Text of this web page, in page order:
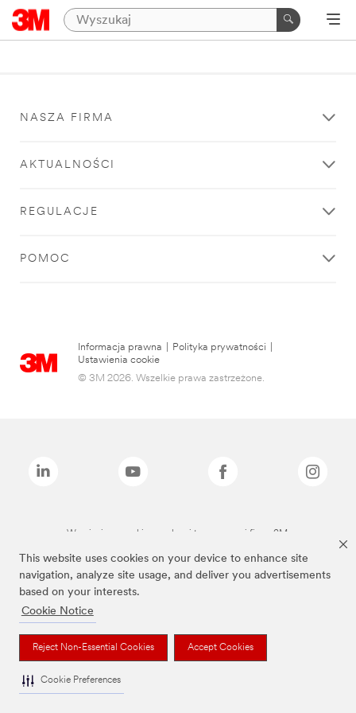
This website uses cookies on your device to enhance site
navigation, analyze site usage, and deliver you advertisements
based on your interests.
Cookie Notice
Reject Non-Essential Cookies Accept Cookies
Cookie Preferences
NASZA FIRMA
AKTUALNOŚCI
REGULACJE
POMOC
Informacja prawna Polityka prywatności
Ustawienia cookie
© 3M 2026. Wszelkie prawa zastrzeżone.
Wymienione marki są znakami towarowymi firmy 3M.